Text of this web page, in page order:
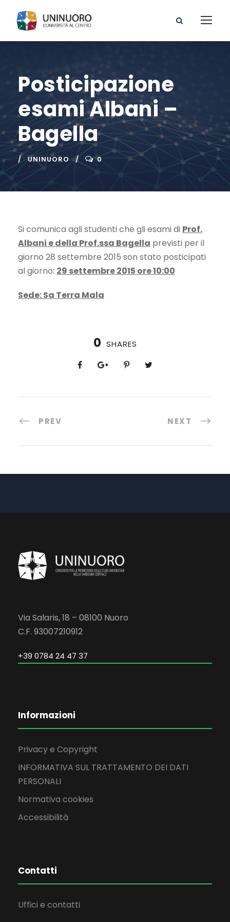
Posticipazione
esami Albani –
Bagella
UNINUORO 0
Si comunica agli studenti che gli esami di Prof.
Albani e della Prof.ssa Bagella previsti per il
giorno 28 settembre 2015 son stato posticipati
al giorno: 29 settembre 2015 ore 10:00
Sede: Sa Terra Mala
0 SHARES
PREV NEXT
Via Salaris, 18 – 08100 Nuoro
C.F. 93007210912
+39 0784 24 47 37
Informazioni
Privacy e Copyright
INFORMATIVA SUL TRATTAMENTO DEI DATI
PERSONALI
Normativa cookies
Accessibilità
Contatti
Uffici e contatti